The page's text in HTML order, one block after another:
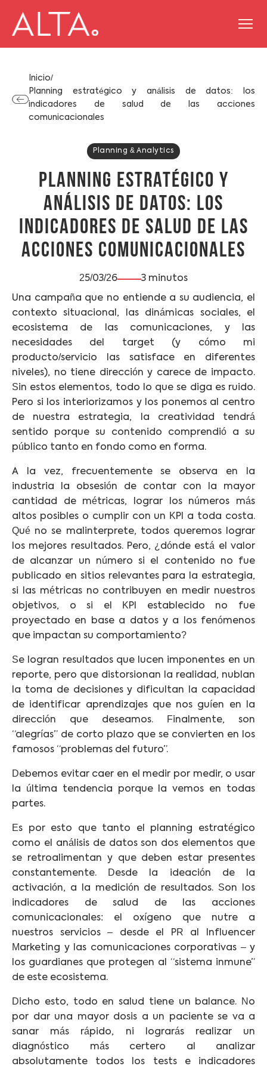
Servicios
Reconocimientos
Ponte en contacto
Inicio/
Planning estratégico y análisis de datos: los
indicadores de salud de las acciones
comunicacionales
Planning & Analytics
PLANNING ESTRATÉGICO Y
ANÁLISIS DE DATOS: LOS
INDICADORES DE SALUD DE LAS
ACCIONES COMUNICACIONALES
25/03/26 3 minutos
Una campaña que no entiende a su audiencia, el
contexto situacional, las dinámicas sociales, el
ecosistema de las comunicaciones, y las
necesidades del target (y cómo mi
producto/servicio las satisface en diferentes
niveles), no tiene dirección y carece de impacto.
Sin estos elementos, todo lo que se diga es ruido.
Pero si los interiorizamos y los ponemos al centro
de nuestra estrategia, la creatividad tendrá
sentido porque su contenido comprendió a su
público tanto en fondo como en forma.
A la vez, frecuentemente se observa en la
industria la obsesión de contar con la mayor
cantidad de métricas, lograr los números más
altos posibles o cumplir con un KPI a toda costa.
Qué no se malinterprete, todos queremos lograr
los mejores resultados. Pero, ¿dónde está el valor
de alcanzar un número si el contenido no fue
publicado en sitios relevantes para la estrategia,
si las métricas no contribuyen en medir nuestros
objetivos, o si el KPI establecido no fue
proyectado en base a datos y a los fenómenos
que impactan su comportamiento?
Se logran resultados que lucen imponentes en un
reporte, pero que distorsionan la realidad, nublan
la toma de decisiones y dificultan la capacidad
de identificar aprendizajes que nos guíen en la
dirección que deseamos. Finalmente, son
“alegrías” de corto plazo que se convierten en los
famosos “problemas del futuro”.
Debemos evitar caer en el medir por medir, o usar
la última tendencia porque la vemos en todas
partes.
Es por esto que tanto el planning estratégico
como el análisis de datos son dos elementos que
se retroalimentan y que deben estar presentes
constantemente. Desde la ideación de la
activación, a la medición de resultados. Son los
indicadores de salud de las acciones
comunicacionales: el oxígeno que nutre a
nuestros servicios – desde el PR al Influencer
Marketing y las comunicaciones corporativas – y
los guardianes que protegen al “sistema inmune”
de este ecosistema.
Dicho esto, todo en salud tiene un balance. No
por dar una mayor dosis a un paciente se va a
sanar más rápido, ni lograrás realizar un
diagnóstico más certero al analizar
absolutamente todos los tests e indicadores